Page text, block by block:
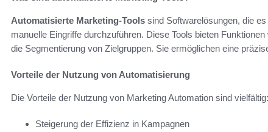
Automatisierte Marketing-Tools sind Softwarelösungen, die
manuelle Eingriffe durchzuführen. Diese Tools bieten
die Segmentierung von Zielgruppen. Sie ermöglichen eine
Vorteile der Nutzung von Automatisierung
Die Vorteile der Nutzung von Marketing Automation sind vielfältig:
Steigerung der Effizienz in Kampagnen